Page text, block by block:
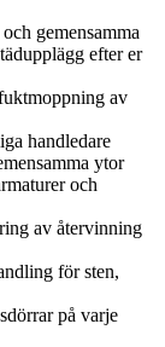
gemensamma
efter er
av
handledare
ytor
och
av återvinning
för sten,
på varje